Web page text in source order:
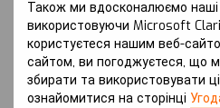
Також ми вдосконалюємо
використовуючи Microsoft
користуєтеся нашим веб-
сайтом, ви погоджуєтеся, що
збирати та використовувати
ознайомитися на сторінці
ЗАХИСТ РАДІАТОРА
Завдяки конструкції
додатковий захист від
предметів, що можуть